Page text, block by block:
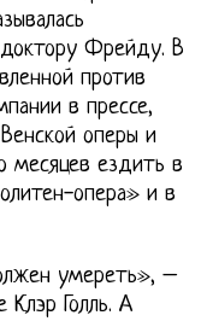
доктору Фрейду. В
против
в прессе,
оперы и
месяцев ездить в
опера» и в
умереть», –
Голль. А